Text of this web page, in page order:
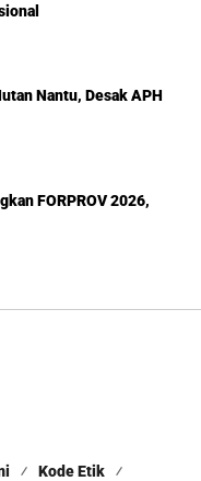
Nantu, Desak APH
FORPROV 2026,
Kode Etik